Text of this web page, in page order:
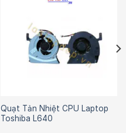
Quạt Tản Nhiệt CPU Laptop
Toshiba L640